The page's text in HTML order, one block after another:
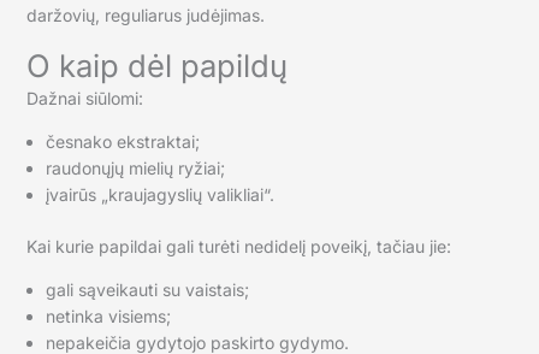
daržovių, reguliarus judėjimas.
O kaip dėl papildų
Dažnai siūlomi:
česnako ekstraktai;
raudonųjų mielių ryžiai;
įvairūs „kraujagyslių valikliai“.
Kai kurie papildai gali turėti nedidelį poveikį, tačiau jie:
gali sąveikauti su vaistais;
netinka visiems;
nepakeičia gydytojo paskirto gydymo.